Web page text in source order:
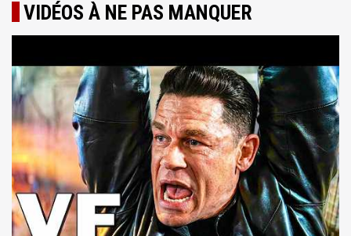
VIDÉOS À NE PAS MANQUER